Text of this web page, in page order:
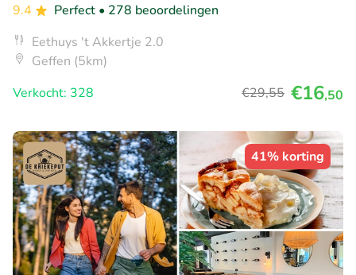
9.4
Perfect • 278 beoordelingen
Eethuys 't Akkertje 2.0
Geffen (5km)
Verkocht: 328
€29,55 €16,50
41% korting